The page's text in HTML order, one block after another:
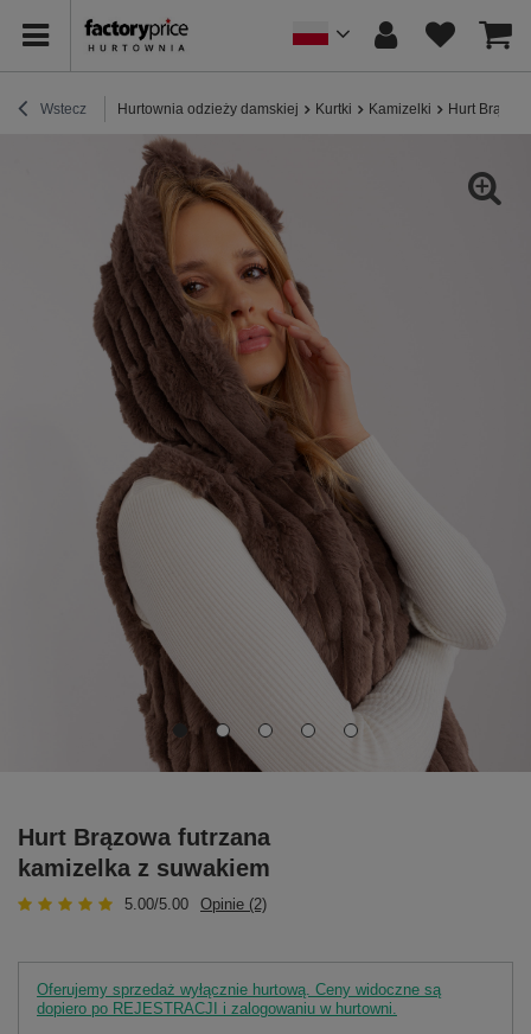
Wstecz Hurtownia odzieży damskiej Kurtki Kamizelki Hurt
Hurt Brązowa futrzana
kamizelka z suwakiem
5.00/5.00 Opinie (2)
Oferujemy sprzedaż wyłącznie hurtową. Ceny widoczne są
dopiero po REJESTRACJI i zalogowaniu w hurtowni.